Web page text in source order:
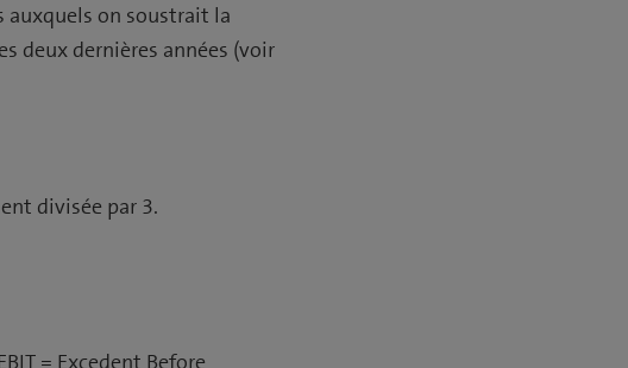
auxquels on soustrait la
deux dernières années (voir
divisée par 3.